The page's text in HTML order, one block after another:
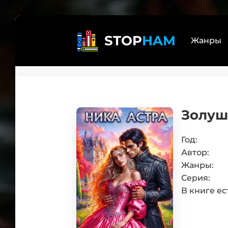
STOPHAM Жанры
Год:
Автор:
Жанры:
Серия:
В книге